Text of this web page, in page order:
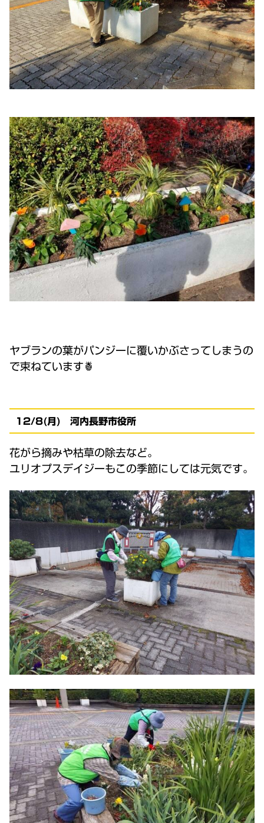
ヤブランの葉がパンジーに覆いかぶさってしまうの
で束ねています🍍
12/8(月) 河内長野市役所
花がら摘みや枯草の除去など。
ユリオプスデイジーもこの季節にしては元気です。